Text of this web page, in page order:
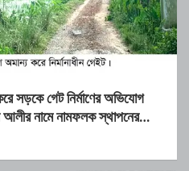
সড়কে গেট নির্মাণের অভিযোগ
নামে নামফলক স্থাপনের